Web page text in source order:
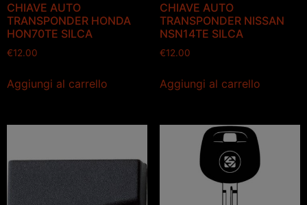
CHIAVE AUTO
TRANSPONDER HONDA
HON70TE SILCA
€12.00
Aggiungi al carrello
CHIAVE AUTO
TRANSPONDER NISSAN
NSN14TE SILCA
€12.00
Aggiungi al carrello